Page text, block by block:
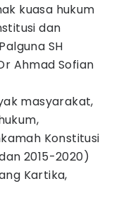
kuasa hukum
dan
SH
Ahmad Sofian
masyarakat,
Konstitusi
2015-2020)
Kartika,